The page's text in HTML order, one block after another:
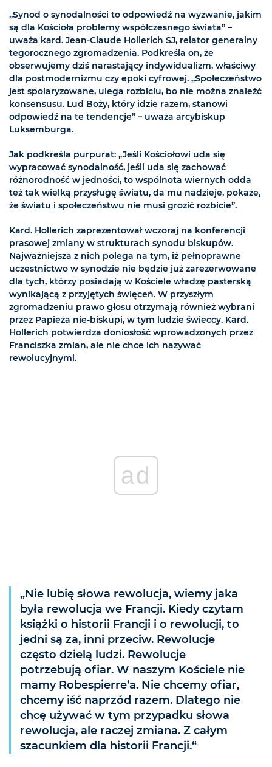
„Synod o synodalności to odpowiedź na wyzwanie, jakim
są dla Kościoła problemy współczesnego świata” –
uważa kard. Jean-Claude Hollerich SJ, relator generalny
tegorocznego zgromadzenia. Podkreśla on, że
obserwujemy dziś narastający indywidualizm, właściwy
dla postmodernizmu czy epoki cyfrowej. „Społeczeństwo
jest spolaryzowane, ulega rozbiciu, bo nie można znaleźć
konsensusu. Lud Boży, który idzie razem, stanowi
odpowiedź na te tendencje” – uważa arcybiskup
Luksemburga.
Jak podkreśla purpurat: „Jeśli Kościołowi uda się
wypracować synodalność, jeśli uda się zachować
różnorodność w jedności, to wspólnota wiernych odda
też tak wielką przysługę światu, da mu nadzieje, pokaże,
że światu i społeczeństwu nie musi grozić rozbicie”.
Kard. Hollerich zaprezentował wczoraj na konferencji
prasowej zmiany w strukturach synodu biskupów.
Najważniejsza z nich polega na tym, iż pełnoprawne
uczestnictwo w synodzie nie będzie już zarezerwowane
dla tych, którzy posiadają w Kościele władzę pasterską
wynikającą z przyjętych święceń. W przyszłym
zgromadzeniu prawo głosu otrzymają również wybrani
przez Papieża nie-biskupi, w tym ludzie świeccy. Kard.
Hollerich potwierdza doniosłość wprowadzonych przez
Franciszka zmian, ale nie chce ich nazywać
rewolucyjnymi.
ad
„Nie lubię słowa rewolucja, wiemy jaka
była rewolucja we Francji. Kiedy czytam
książki o historii Francji i o rewolucji, to
jedni są za, inni przeciw. Rewolucje
często dzielą ludzi. Rewolucje
potrzebują ofiar. W naszym Kościele nie
mamy Robespierre’a. Nie chcemy ofiar,
chcemy iść naprzód razem. Dlatego nie
chcę używać w tym przypadku słowa
rewolucja, ale raczej zmiana. Z całym
szacunkiem dla historii Francji.“